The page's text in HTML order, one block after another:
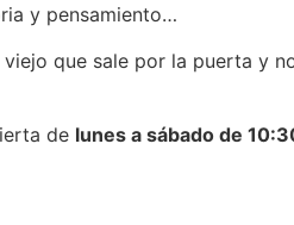
y pensamiento…
que sale por la puerta y
de lunes a sábado de